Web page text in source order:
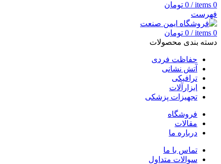
0
items
/
0 تومان
فهرست
0
items
/
0 تومان
دسته بندی محصولات
حفاظت فردی
آتش نشانی
ترافیکی
ابزارآلات
تجهیزات پزشکی
فروشگاه
مقالات
درباره ما
تماس با ما
سوالات متداول